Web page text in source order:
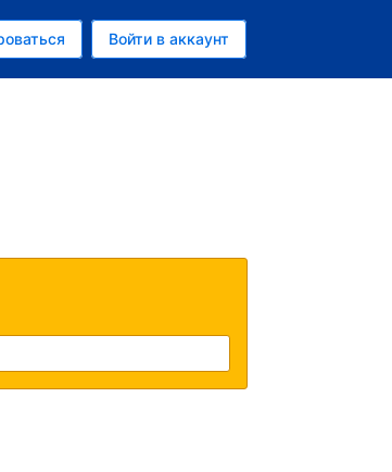
Войти в аккаунт